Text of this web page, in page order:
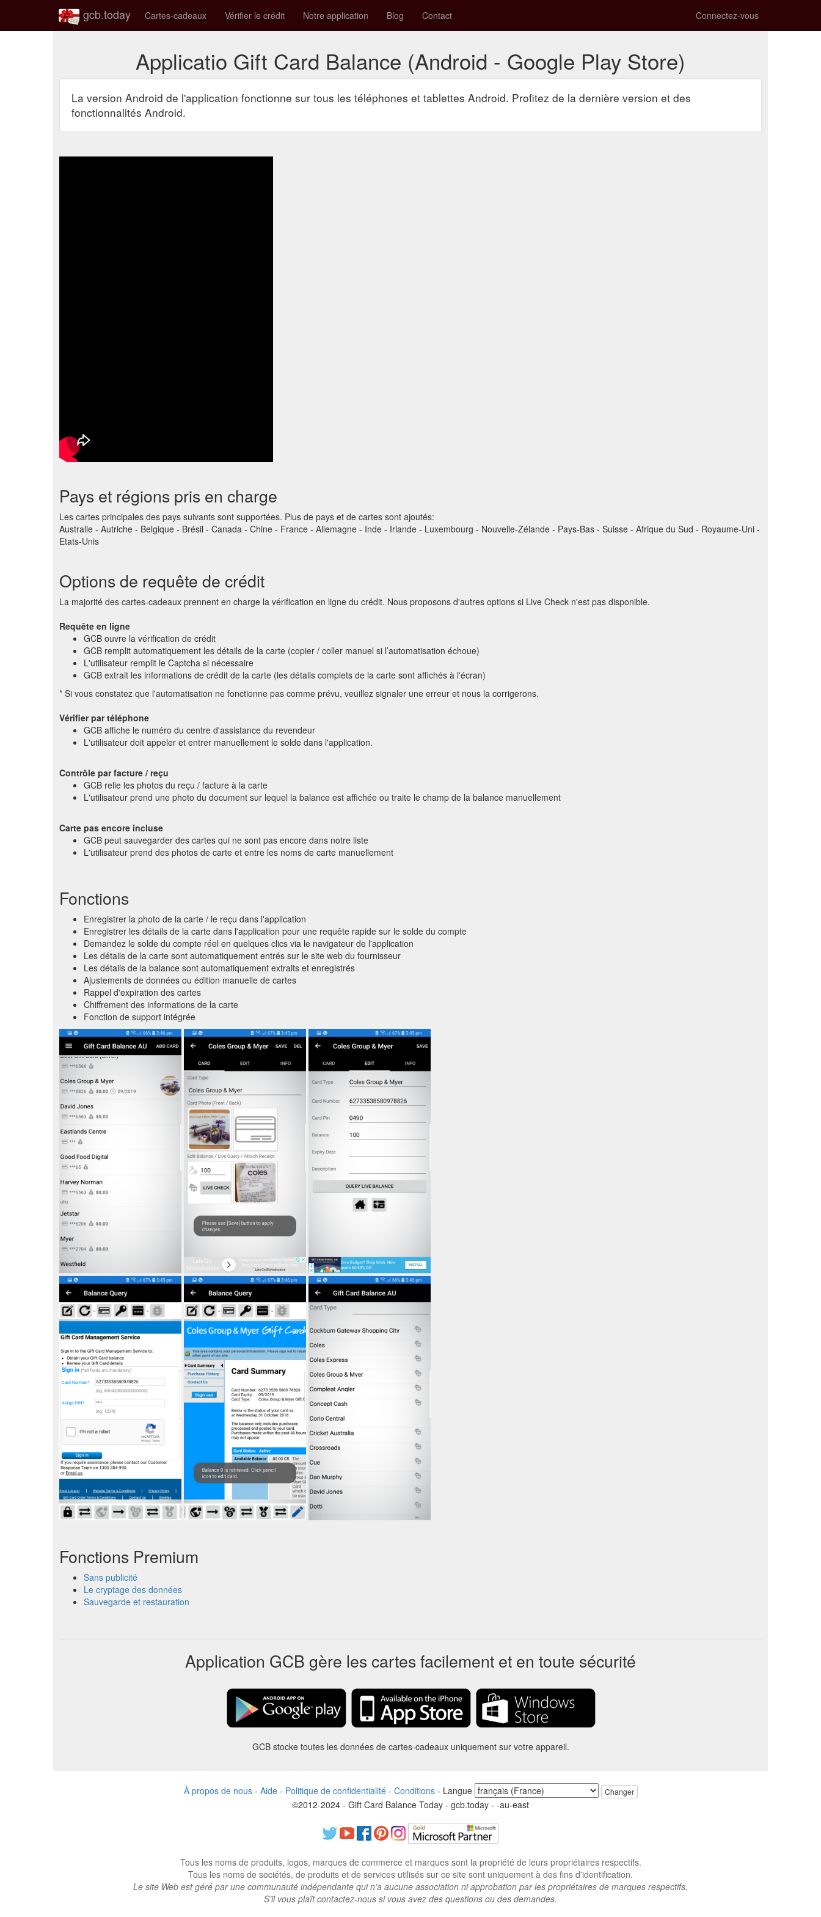
gcb.today Cartes-cadeaux Vérifier le crédit Notre application Blog Contact Connectez-vous
Applicatio Gift Card Balance (Android - Google Play Store)
La version Android de l'application fonctionne sur tous les téléphones et tablettes Android. Profitez de la dernière version et des
fonctionnalités Android.
Pays et régions pris en charge
Les cartes principales des pays suivants sont supportées. Plus de pays et de cartes sont ajoutés:
Australie - Autriche - Belgique - Brésil - Canada - Chine - France - Allemagne - Inde - Irlande - Luxembourg - Nouvelle-Zélande - Pays-Bas - Suisse - Afrique du Sud - Royaume-Uni -
Etats-Unis
Options de requête de crédit
La majorité des cartes-cadeaux prennent en charge la vérification en ligne du crédit. Nous proposons d'autres options si Live Check n'est pas disponible.
Requête en ligne
GCB ouvre la vérification de crédit
GCB remplit automatiquement les détails de la carte (copier / coller manuel si l’automatisation échoue)
L'utilisateur remplit le Captcha si nécessaire
GCB extrait les informations de crédit de la carte (les détails complets de la carte sont affichés à l'écran)
* Si vous constatez que l'automatisation ne fonctionne pas comme prévu, veuillez signaler une erreur et nous la corrigerons.
Vérifier par téléphone
GCB affiche le numéro du centre d'assistance du revendeur
L'utilisateur doit appeler et entrer manuellement le solde dans l'application.
Contrôle par facture / reçu
GCB relie les photos du reçu / facture à la carte
L'utilisateur prend une photo du document sur lequel la balance est affichée ou traite le champ de la balance manuellement
Carte pas encore incluse
GCB peut sauvegarder des cartes qui ne sont pas encore dans notre liste
L'utilisateur prend des photos de carte et entre les noms de carte manuellement
Fonctions
Enregistrer la photo de la carte / le reçu dans l'application
Enregistrer les détails de la carte dans l'application pour une requête rapide sur le solde du compte
Demandez le solde du compte réel en quelques clics via le navigateur de l'application
Les détails de la carte sont automatiquement entrés sur le site web du fournisseur
Les détails de la balance sont automatiquement extraits et enregistrés
Ajustements de données ou édition manuelle de cartes
Rappel d'expiration des cartes
Chiffrement des informations de la carte
Fonction de support intégrée
Fonctions Premium
Sans publicité
Le cryptage des données
Sauvegarde et restauration
Application GCB gère les cartes facilement et en toute sécurité
GCB stocke toutes les données de cartes-cadeaux uniquement sur votre appareil.
À propos de nous- Aide- Politique de confidentialité- Conditions- Langue Changer
©2012-2024 - Gift Card Balance Today - gcb.today - -au-east
Tous les noms de produits, logos, marques de commerce et marques sont la propriété de leurs propriétaires respectifs.
Tous les noms de sociétés, de produits et de services utilisés sur ce site sont uniquement à des fins d'identification.
Le site Web est géré par une communauté indépendante qui n’a aucune association ni approbation par les propriétaires de marques respectifs.
S’il vous plaît contactez-nous si vous avez des questions ou des demandes.